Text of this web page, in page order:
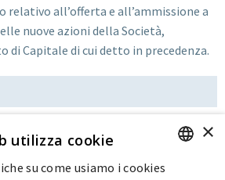
all’offerta e all’ammissione a
nuove azioni della Società,
di Capitale di cui detto in precedenza.
×
utilizza cookie
su come usiamo i cookies